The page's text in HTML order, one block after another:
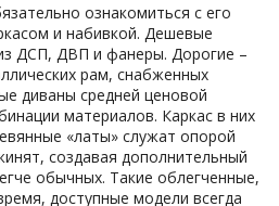
ознакомиться с его
и набивкой. Дешевые
ДСП, ДВП и фанеры. Дорогие –
рам, снабженных
диваны средней ценовой
материалов. Каркас в них
«латы» служат опорой
создавая дополнительный
обычных. Такие облегченные,
доступные модели всегда